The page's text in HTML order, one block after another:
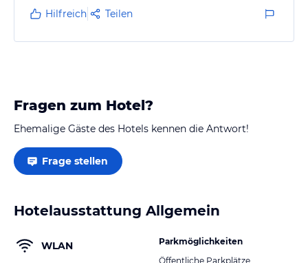
Hilfreich Teilen
Fragen zum Hotel?
Ehemalige Gäste des Hotels kennen die Antwort!
Frage stellen
Hotelausstattung Allgemein
WLAN
Parkmöglichkeiten
Öffentliche Parkplätze